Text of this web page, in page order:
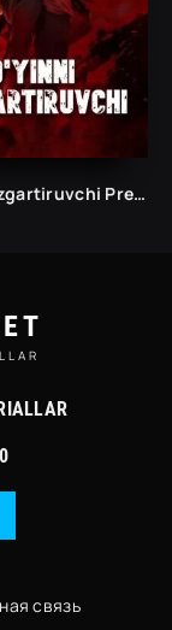
O'yinni o'zgartiruvchi Premyera Hind kino Uzbek tilida O'zbekcha 2025 tarjima kino Full HD skachat
связь